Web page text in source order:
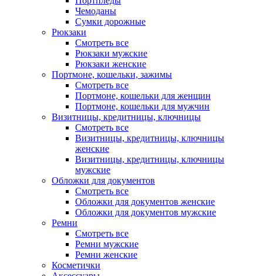
Чемоданы
Сумки дорожные
Рюкзаки
Смотреть все
Рюкзаки мужские
Рюкзаки женские
Портмоне, кошельки, зажимы
Смотреть все
Портмоне, кошельки для женщин
Портмоне, кошельки для мужчин
Визитницы, кредитницы, ключницы
Смотреть все
Визитницы, кредитницы, ключницы
женские
Визитницы, кредитницы, ключницы
мужские
Обложки для документов
Смотреть все
Обложки для документов женские
Обложки для документов мужские
Ремни
Смотреть все
Ремни мужские
Ремни женские
Косметички